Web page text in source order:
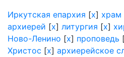
Иркутская епархия [x] храм
архиерей [x] литургия [x]
Ново-Ленино [x] проповедь
Христос [x] архиерейское